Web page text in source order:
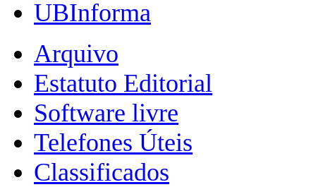
UBInforma
Arquivo
Estatuto Editorial
Software livre
Telefones Úteis
Classificados